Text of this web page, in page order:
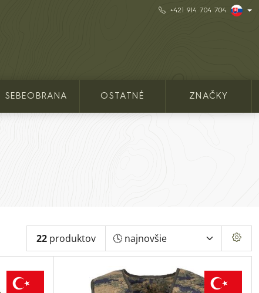
+421 914 704 704
SEBEOBRANA OSTATNÉ ZNAČKY
22 produktov